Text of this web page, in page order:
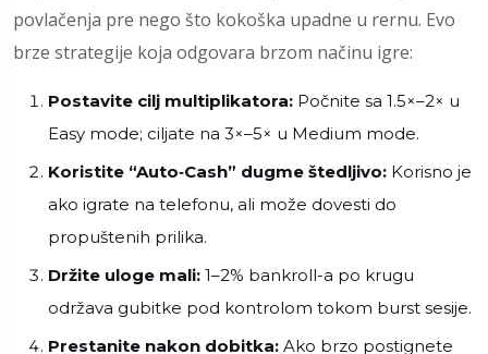
povlačenja pre nego što kokoška upadne u rernu. Evo
brze strategije koja odgovara brzom načinu igre:
Postavite cilj multiplikatora: Počnite sa 1.5×–2× u
Easy mode; ciljate na 3×–5× u Medium mode.
Koristite “Auto‑Cash” dugme štedljivo: Korisno je
ako igrate na telefonu, ali može dovesti do
propuštenih prilika.
Držite uloge mali: 1–2% bankroll-a po krugu
održava gubitke pod kontrolom tokom burst sesije.
Prestanite nakon dobitka: Ako brzo postignete